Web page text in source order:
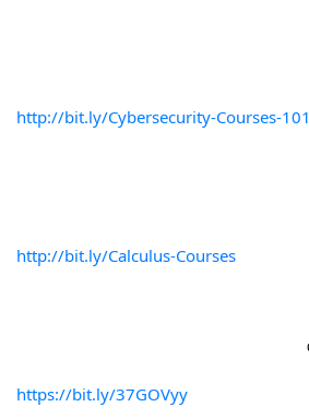
http://bit.ly/Cybersecurity-Courses-101
http://bit.ly/Calculus-Courses
https://bit.ly/37GOVyy